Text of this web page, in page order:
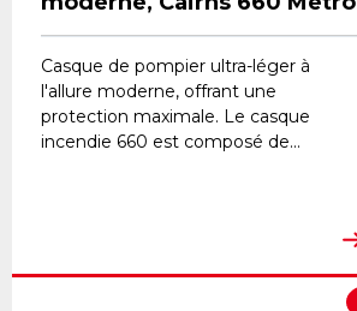
Casque de pompier ultra-léger à
l'allure moderne, offrant une
protection maximale. Le casque
incendie 660 est composé de...